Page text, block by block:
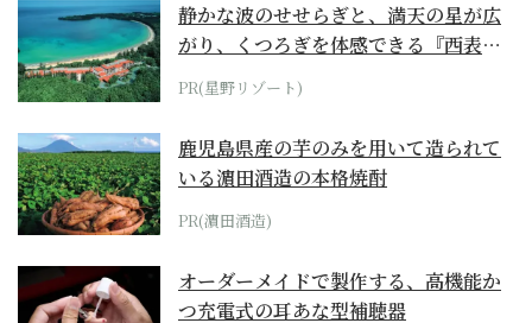
静かな波のせせらぎと、満天の星が広
がり、くつろぎを体感できる『西表島
ホテル by...
PR(星野リゾート)
鹿児島県産の芋のみを用いて造られて
いる濵田酒造の本格焼酎
PR(濵田酒造)
オーダーメイドで製作する、高機能か
つ充電式の耳あな型補聴器